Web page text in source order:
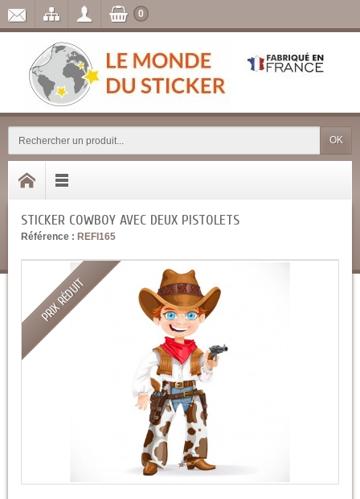
OK
0
STICKER COWBOY AVEC DEUX PISTOLETS
Référence : REFI165
PRIX RÉDUIT